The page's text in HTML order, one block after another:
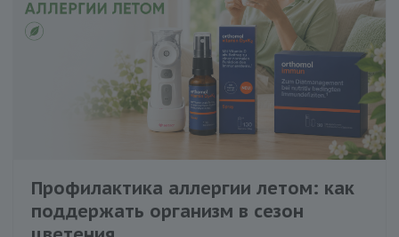
Профилактика аллергии летом: как
поддержать организм в сезон